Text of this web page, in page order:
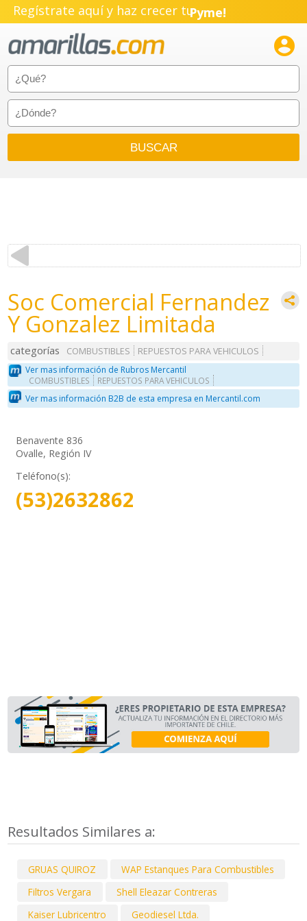
Regístrate aquí y haz crecer tuPyme!
Emprendimiento!

Soc Comercial Fernandez
Y Gonzalez Limitada
categorías COMBUSTIBLES
REPUESTOS PARA VEHICULOS
Ver mas información de Rubros Mercantil
COMBUSTIBLES REPUESTOS PARA VEHICULOS
Ver mas información B2B de esta empresa en Mercantil.com
Benavente 836
Ovalle, Región IV
Teléfono(s):
(53)2632862
Resultados Similares a:
GRUAS QUIROZ
WAP Estanques Para Combustibles
Filtros Vergara
Shell Eleazar Contreras
Kaiser Lubricentro
Geodiesel Ltda.